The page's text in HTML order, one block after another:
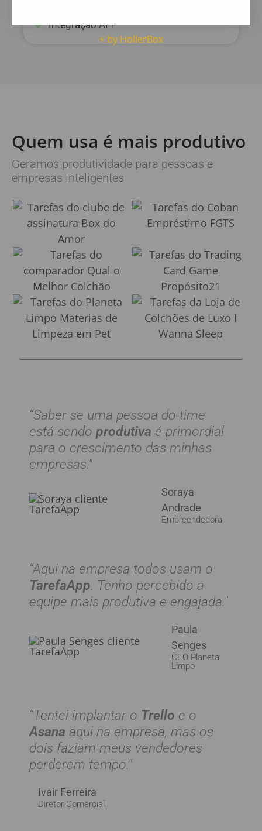
Integração API
Quem usa é mais produtivo
Geramos produtividade para pessoas e
empresas inteligentes
“Saber se uma pessoa do time
está sendo produtiva é primordial
para o crescimento das minhas
empresas."
Soraya
Andrade​
Empreendedora
“Aqui na empresa todos usam o
TarefaApp. Tenho percebido a
equipe mais produtiva e engajada."
Paula
Senges
CEO Planeta
Limpo
“Tentei implantar o Trello e o
Asana aqui na empresa, mas os
dois faziam meus vendedores
perderem tempo."
Ivair Ferreira
Diretor Comercial
⚡ by HollerBox